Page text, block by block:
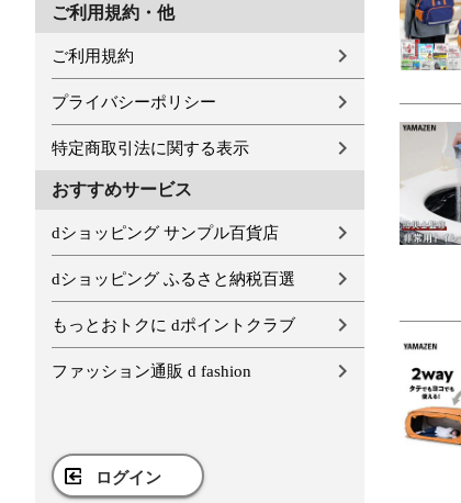
ご利用規約・他
ご利用規約
プライバシーポリシー
特定商取引法に関する表示
おすすめサービス
dショッピング サンプル百貨店
dショッピング ふるさと納税百選
もっとおトクに dポイントクラブ
ファッション通販 d fashion
ログイン